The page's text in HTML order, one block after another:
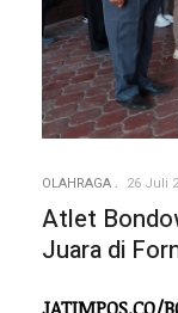
OLAHRAGA 26 Juli
Atlet
Juara di